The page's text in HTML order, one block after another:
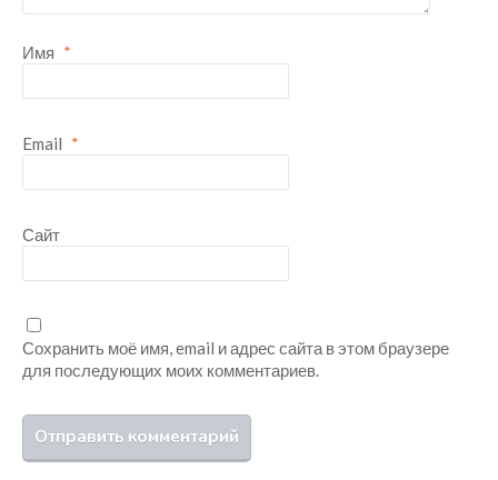
Имя *
Email *
Сайт
Сохранить моё имя, email и адрес сайта в этом браузере
для последующих моих комментариев.